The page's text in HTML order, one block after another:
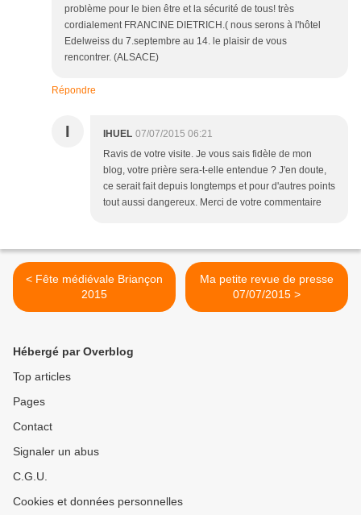
problème pour le bien être et la sécurité de tous! très
cordialement FRANCINE DIETRICH.( nous serons à l'hôtel
Edelweiss du 7.septembre au 14. le plaisir de vous
rencontrer. (ALSACE)
Répondre
I IHUEL 07/07/2015 06:21
Ravis de votre visite. Je vous sais fidèle de mon
blog, votre prière sera-t-elle entendue ? J'en doute,
ce serait fait depuis longtemps et pour d'autres points
tout aussi dangereux. Merci de votre commentaire
< Fête médiévale Briançon
2015
Ma petite revue de presse
07/07/2015 >
Hébergé par Overblog
Top articles
Pages
Contact
Signaler un abus
C.G.U.
Cookies et données personnelles